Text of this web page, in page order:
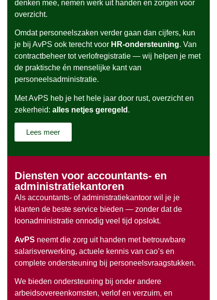
denken mee, nemen werk uit handen en zorgen voor
overzicht.
Omdat personeelszaken verder gaan dan cijfers, kun
je bij AvPS ook terecht voor HR-ondersteuning. Van
contractbeheer tot verlofregistratie — wij helpen je met
de praktische én menselijke kant van
personeelsadministratie.
Met AvPS heb je het hele jaar door rust, overzicht en
zekerheid: alles netjes geregeld .
Lees meer
Diensten voor accountants- en
administratiekantoren
Als accountants- of administratiekantoor wil je je
klanten de beste service bieden — zonder dat de
loonadministratie onnodig veel tijd opslokt.
AvPS neemt die zorg uit handen met betrouwbare
salarisverwerking, actuele kennis van cao’s en
complete ondersteuning bij personeelsvraagstukken.
We bieden ondersteuning bij onder andere
arbeidsovereenkomsten, verlof en verzuim, en